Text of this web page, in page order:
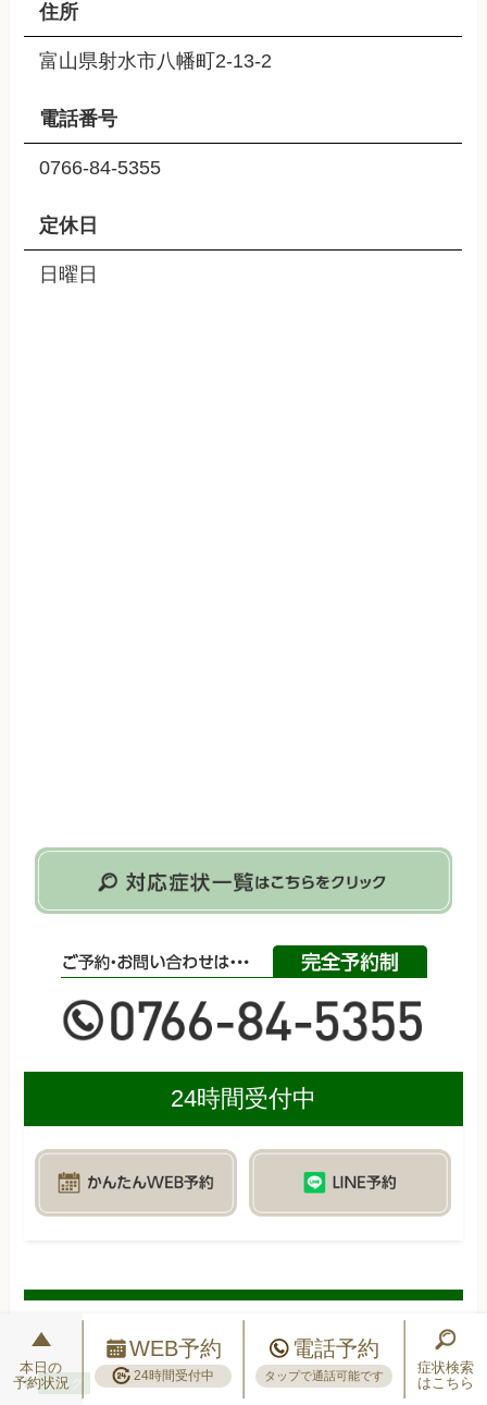
住所
富山県射水市八幡町2-13-2
電話番号
0766-84-5355
定休日
日曜日
24時間受付中
ブログ
本日の
予約状況
WEB予約
24時間受付中
電話予約
タップで通話可能です
症状検索
はこちら